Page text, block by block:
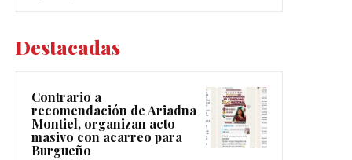
Destacadas
Contrario a
recomendación de Ariadna
Montiel, organizan acto
masivo con acarreo para
Burgueño